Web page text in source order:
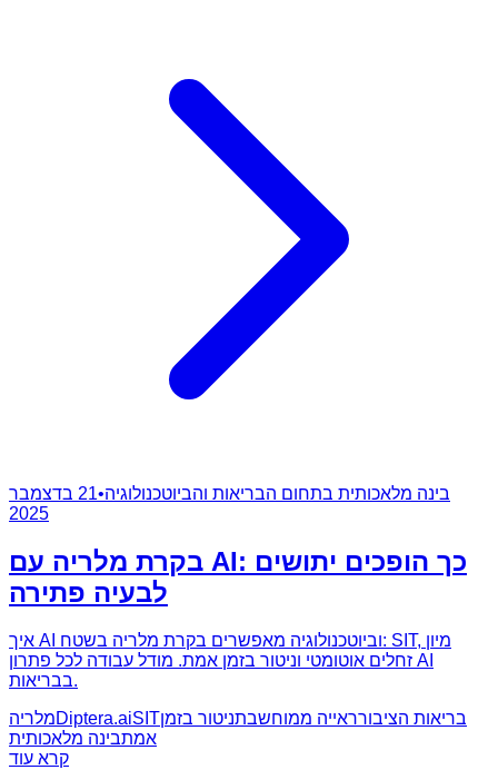
בינה מלאכותית בתחום הבריאות והביוטכנולוגיה•
21 בדצמבר
2025
בקרת מלריה עם AI: כך הופכים יתושים
לבעיה פתירה
איך AI וביוטכנולוגיה מאפשרים בקרת מלריה בשטח: SIT, מיון
זחלים אוטומטי וניטור בזמן אמת. מודל עבודה לכל פתרון AI
בבריאות.
מלריהDiptera.aiSIT בריאות הציבורראייה ממוחשבתניטור בזמן
אמתבינה מלאכותית
קרא עוד